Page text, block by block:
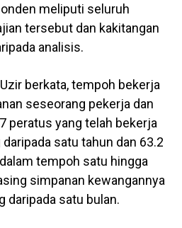
meliputi seluruh
tersebut dan kakitangan
analisis.
berkata, tempoh bekerja
seseorang pekerja dan
peratus yang telah bekerja
satu tahun dan 63.2
tempoh satu hingga
simpanan kewangannya
daripada satu bulan.